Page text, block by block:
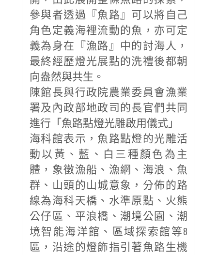
參與者透過『魚路』可以將自己
角色定義海裡流動的魚，亦可定
義為身在『漁路』中的討海人，
最終經歷燈光展點的洗禮後都朝
向盎然與共生。
陳館長與行政院農業委員會漁業
署及內政部地政司的長官們共同
進行「魚路點燈光雕啟用儀式」
海科館表示，魚路點燈的光雕活
動以黃、藍、白三種顏色為主
體，象徵漁船、漁網、海浪、魚
群、山頭的山城意象，分佈的路
線為海科天橋、水準原點、火熊
公仔區、平浪橋、潮境公園、潮
境智能海洋館、區域探索館等8
區，沿途的燈飾指引著魚路生機